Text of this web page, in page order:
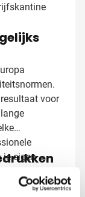
voor
eigen
we jouw